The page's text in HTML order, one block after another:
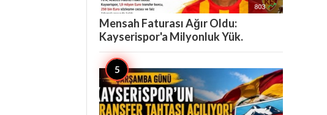
803 
Mensah Faturası Ağır Oldu:
Kayserispor'a Milyonluk Yük.